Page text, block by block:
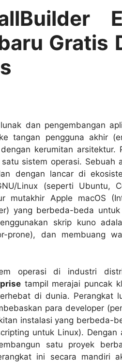
Gratis
dan pengembangan
tangan pengguna akhir
kerumitan arsitektur.
sistem operasi. Sebuah
dengan lancar di
Linux (seperti Ubuntu,
mutakhir Apple macOS
) yang berbeda-beda
skrip kuno
prone), dan membuang
operasi di industri
tampil merajai puncak
di dunia. Perangkat
para developer
instalasi yang berbeda-
untuk Linux). Dengan
satu proyek
ini secara mandiri